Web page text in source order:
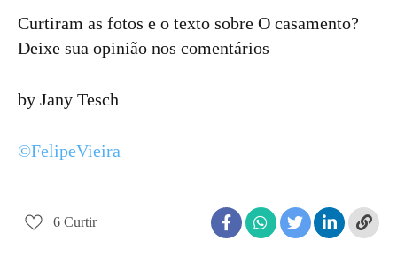
Curtiram as fotos e o texto sobre O casamento?
Deixe sua opinião nos comentários
by Jany Tesch
©FelipeVieira
6 Curtir